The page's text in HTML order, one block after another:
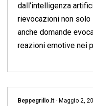
dall’intelligenza
rievocazioni non solo
anche domande
reazioni emotive nei
Beppegrillo.it - Maggio 2,